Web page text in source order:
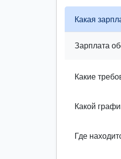
Какая
Зарплата
Какие
Какой
Где